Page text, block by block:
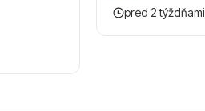
pred 2 týždňami